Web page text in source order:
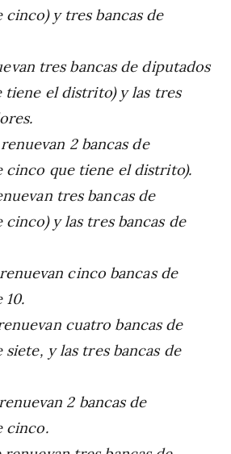
y tres bancas de
tres bancas de diputados
tiene el distrito) y las tres
2 bancas de
cinco que tiene el distrito).
tres bancas de
y las tres bancas de
cinco bancas de
cuatro bancas de
y las tres bancas de
2 bancas de
cinco.